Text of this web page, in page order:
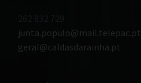
junta.populo@mail.telepac.pt
geral@caldasdarainha.pt